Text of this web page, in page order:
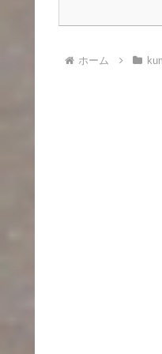
ホーム